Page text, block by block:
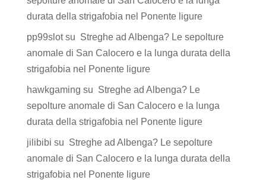
durata della strigafobia nel Ponente ligure
pp99slotsu Streghe ad Albenga? Le sepolture
anomale di San Calocero e la lunga durata della
strigafobia nel Ponente ligure
hawkgaming su Streghe ad Albenga? Le
sepolture anomale di San Calocero e la lunga
durata della strigafobia nel Ponente ligure
jilibibi su Streghe ad Albenga? Le sepolture
anomale di San Calocero e la lunga durata della
strigafobia nel Ponente ligure